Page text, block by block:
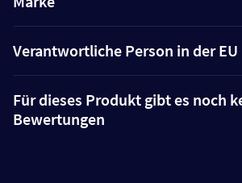
Verantwortliche Person in der EU
Für dieses Produkt gibt es noch
Bewertungen